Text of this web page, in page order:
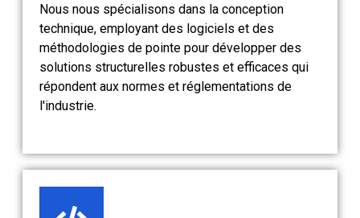
Nous nous spécialisons dans la conception
technique, employant des logiciels et des
méthodologies de pointe pour développer des
solutions structurelles robustes et efficaces qui
répondent aux normes et réglementations de
l'industrie.